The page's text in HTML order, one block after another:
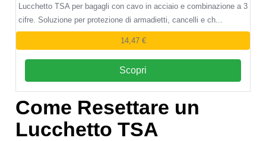
Lucchetto TSA per bagagli con cavo in acciaio e combinazione a 3
cifre. Soluzione per protezione di armadietti, cancelli e ch...
14,47 €
Scopri
Come Resettare un
Lucchetto TSA